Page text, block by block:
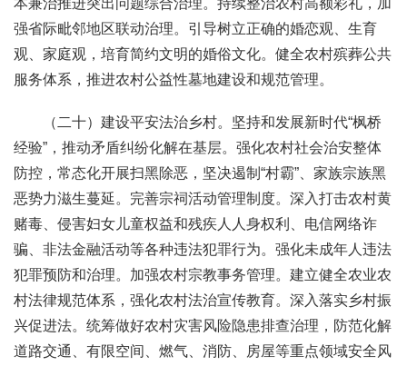
本兼治推进突出问题综合治理。持续整治农村高额彩礼，加
强省际毗邻地区联动治理。引导树立正确的婚恋观、生育
观、家庭观，培育简约文明的婚俗文化。健全农村殡葬公共
服务体系，推进农村公益性墓地建设和规范管理。
（二十）建设平安法治乡村。坚持和发展新时代“枫桥
经验”，推动矛盾纠纷化解在基层。强化农村社会治安整体
防控，常态化开展扫黑除恶，坚决遏制“村霸”、家族宗族黑
恶势力滋生蔓延。完善宗祠活动管理制度。深入打击农村黄
赌毒、侵害妇女儿童权益和残疾人人身权利、电信网络诈
骗、非法金融活动等各种违法犯罪行为。强化未成年人违法
犯罪预防和治理。加强农村宗教事务管理。建立健全农业农
村法律规范体系，强化农村法治宣传教育。深入落实乡村振
兴促进法。统筹做好农村灾害风险隐患排查治理，防范化解
道路交通、有限空间、燃气、消防、房屋等重点领域安全风